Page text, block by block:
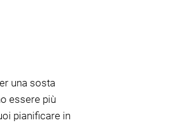
una sosta
essere più
pianificare in